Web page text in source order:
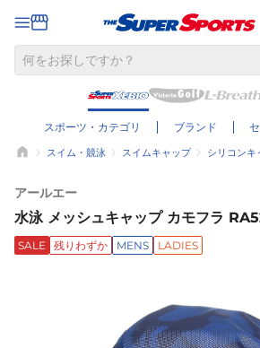
スポーツ・カテゴリ ブランド
スイム・競泳 スイムキャップ シリコンキ
アールエー
水泳 メッシュキャップ カモフラ
SALE 残りわずか MENS LADIES